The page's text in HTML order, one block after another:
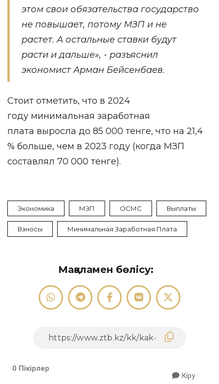
этом свои обязательства государство
не повышает, потому МЗП и не
растет. А остальные ставки будут
расти и дальше», - разъяснил
экономист Арман Бейсенбаев.
Стоит отметить, что в 2024
году минимальная заработная
плата выросла до 85 000 тенге, что на 21,4
% больше, чем в 2023 году (когда МЗП
составлял 70 000 тенге).
Экономика МЗП ОСМС Выплаты
Взносы Минимальная Заработная Плата
Мақаламен бөлісу:
0 Пікірлер
Кіру